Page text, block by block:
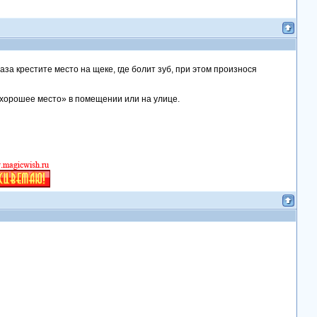
крестите место на щеке, где болит зуб, при этом произнося
место» в помещении или на улице.